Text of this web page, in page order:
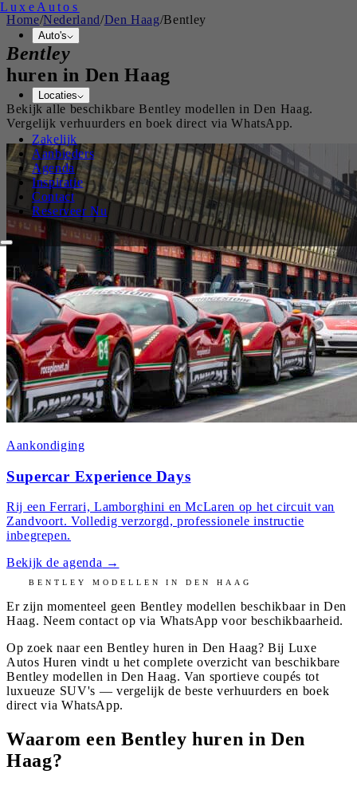
Luxe Autos
Auto's
Locaties
Zakelijk
Aanbieders
Agenda
Inspiratie
Contact
Reserveer Nu
Home/Nederland/Den Haag/Bentley
Bentley
huren in Den Haag
Bekijk alle beschikbareBentley modellen inDen Haag.
Vergelijk verhuurders en boek direct via WhatsApp.
Aankondiging
Supercar Experience Days
Rij een Ferrari, Lamborghini en McLaren op het circuit van
Zandvoort. Volledig verzorgd, professionele instructie
inbegrepen.
Bekijk de agenda →
BENTLEY MODELLEN INDEN HAAG
Er zijn momenteel geen Bentley modellen beschikbaar inDen
Haag. Neem contact op via WhatsApp voor beschikbaarheid.
Op zoek naar een Bentley huren in Den Haag? Bij Luxe
Autos Huren vindt u het complete overzicht van beschikbare
Bentley modellen in Den Haag. Van sportieve coupés tot
luxueuze SUV's — vergelijk de beste verhuurders en boek
direct via WhatsApp.
Waarom een Bentley huren in Den
Haag?